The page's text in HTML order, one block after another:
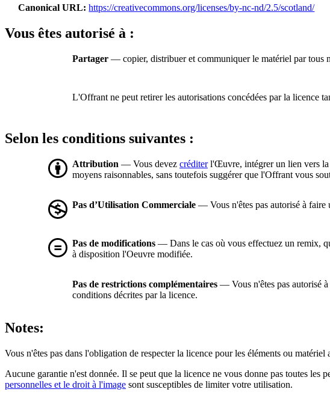
Canonical URL https://creativecommons.org/licenses/by-nc-nd/2.5/scotland/
Vous êtes autorisé à :
Partager — copier, distribuer et communiquer le matériel par tous
L'Offrant ne peut retirer les autorisations concédées par la licence
Selon les conditions suivantes :
Attribution — Vous devez créditerl'Œuvre, intégrer un lien vers la
moyens raisonnables, sans toutefois suggérer que l'Offrant vous
Pas d’Utilisation Commerciale — Vous n'êtes pas autorisé à faire
Pas de modifications — Dans le cas où vous effectuez un remix,
à disposition l'Oeuvre modifiée.
Pas de restrictions complémentaires — Vous n'êtes pas autorisé
conditions décrites par la licence.
Notes:
Vous n'êtes pas dans l'obligation de respecter la licence pour les éléments ou
Aucune garantie n'est donnée. Il se peut que la licence ne vous donne pas toutes
personnelles et le droit à l'image sont susceptibles de limiter votre utilisation.